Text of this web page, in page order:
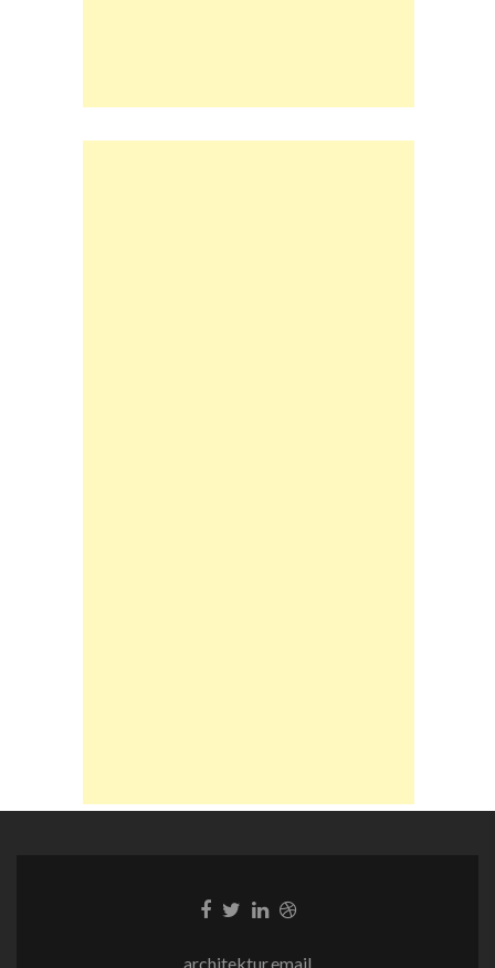
Facebook-
Twitter-
LinkedIn-
Dribble-
architektur.email